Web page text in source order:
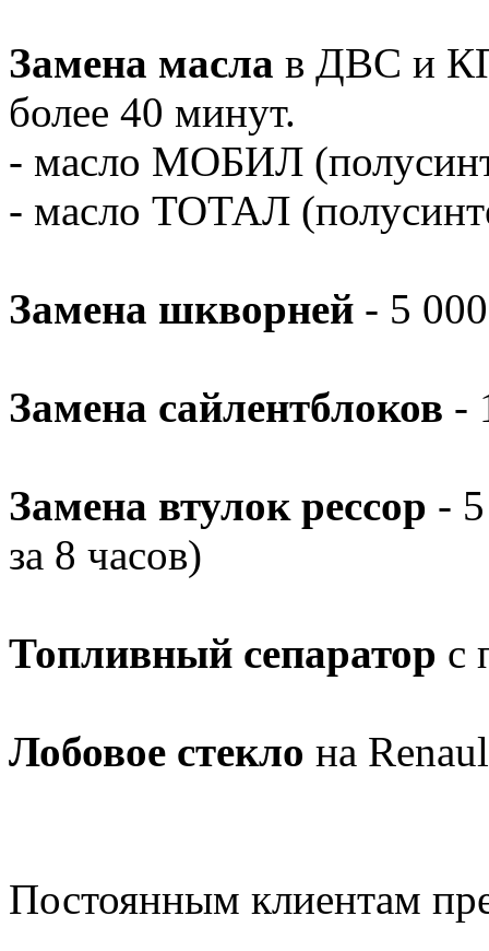
Замена масла в ДВС и
более 40 минут.
- масло МОБИЛ
- масло ТОТАЛ
Замена шкворней - 5
Замена сайлентблоков -
Замена втулок рессор -
за 8 часов)
Топливный сепаратор с
Лобовое стекло на
Постоянным клиентам